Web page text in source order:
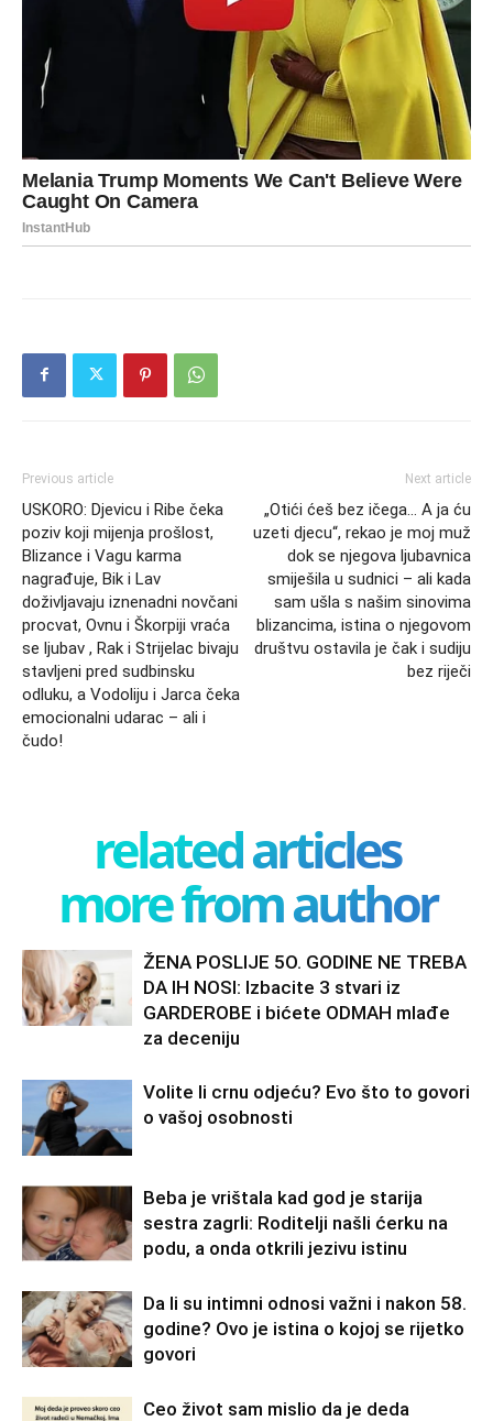
Previous article
USKORO: Djevicu i Ribe čeka
poziv koji mijenja prošlost,
Blizance i Vagu karma
nagrađuje, Bik i Lav
doživljavaju iznenadni novčani
procvat, Ovnu i Škorpiji vraća
se ljubav , Rak i Strijelac bivaju
stavljeni pred sudbinsku
odluku, a Vodoliju i Jarca čeka
emocionalni udarac – ali i
čudo!
Next article
„Otići ćeš bez ičega… A ja ću
uzeti djecu“, rekao je moj muž
dok se njegova ljubavnica
smiješila u sudnici – ali kada
sam ušla s našim sinovima
blizancima, istina o njegovom
društvu ostavila je čak i sudiju
bez riječi
related articles
more from author
ŽENA POSLIJE 5O. GODINE NE TREBA
DA IH NOSI: Izbacite 3 stvari iz
GARDEROBE i bićete ODMAH mlađe
za deceniju
Volite li crnu odjeću? Evo što to govori
o vašoj osobnosti
Beba je vrištala kad god je starija
sestra zagrli: Roditelji našli ćerku na
podu, a onda otkrili jezivu istinu
Da li su intimni odnosi važni i nakon 58.
godine? Ovo je istina o kojoj se rijetko
govori
Ceo život sam mislio da je deda